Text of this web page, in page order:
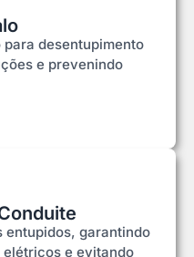
desentupimento
e prevenindo
entupidos, garantindo
e evitando